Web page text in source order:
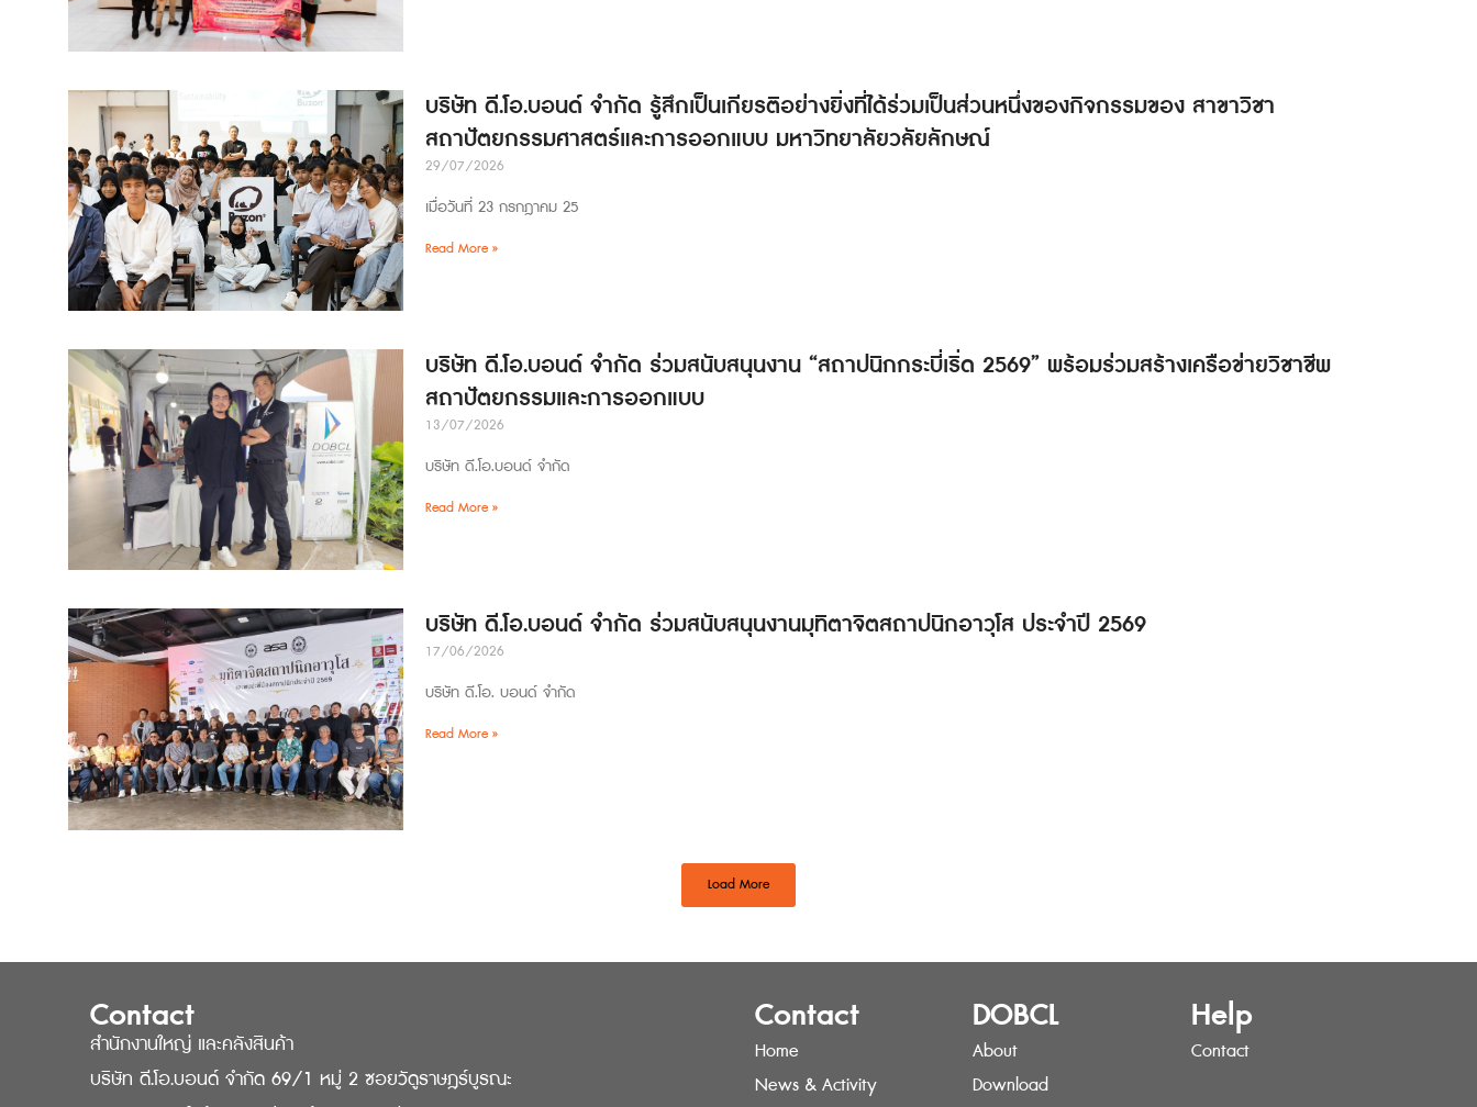
บริษัท ดี.โอ.บอนด์ จำกัด รู้สึกเป็นเกียรติอย่างยิ่งที่ได้ร่วมเป็นส่วนหนึ่งของกิจกรรมของ สาขาวิชา
สถาปัตยกรรมศาสตร์และการออกแบบ มหาวิทยาลัยวลัยลักษณ์
29/07/2026
เมื่อวันที่ 23 กรกฎาคม 25
Read More »
บริษัท ดี.โอ.บอนด์ จำกัด ร่วมสนับสนุนงาน “สถาปนิกกระบี่เริ่ด 2569” พร้อมร่วมสร้างเครือข่ายวิชาชีพ
สถาปัตยกรรมและการออกแบบ
13/07/2026
บริษัท ดี.โอ.บอนด์ จำกัด
Read More »
บริษัท ดี.โอ.บอนด์ จำกัด ร่วมสนับสนุนงานมุทิตาจิตสถาปนิกอาวุโส ประจำปี 2569
17/06/2026
บริษัท ดี.โอ. บอนด์ จำกัด
Read More »
Load More
Contact
สำนักงานใหญ่ และคลังสินค้า
บริษัท ดี.โอ.บอนด์ จำกัด 69/1 หมู่ 2 ซอยวัดูราษฎร์บูรณะ
Contact
Home
News & Activity
DOBCL
About
Download
Help
Contact